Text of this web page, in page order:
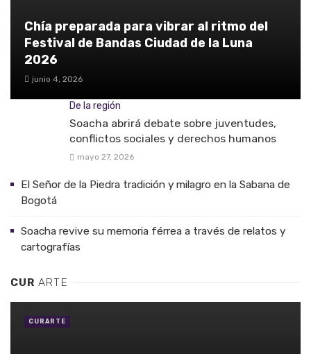
Chía preparada para vibrar al ritmo del
Festival de Bandas Ciudad de la Luna
2026
junio 4, 2026
De la región
Soacha abrirá debate sobre juventudes,
conflictos sociales y derechos humanos
mayo 27, 2026
El Señor de la Piedra tradición y milagro en la Sabana de
Bogotá
Soacha revive su memoria férrea a través de relatos y
cartografías
CUR ARTE
CURARTE